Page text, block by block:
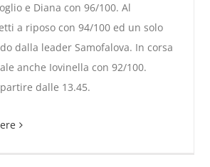
gli Azzurrini del Trap in corsa per le
finali
e Diana con 96/100. Al
a riposo con 94/100 ed un solo
dalla leader Samofalova. In corsa
anche Iovinella con 92/100.
dalle 13.45.